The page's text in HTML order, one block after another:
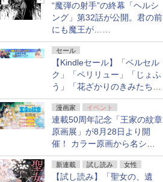
“魔弾の射手”の終幕「ヘルシ
ング」第32話が公開。君の前
にも魔王が……
セール
【Kindleセール】「ベルセル
ク」「ペリリュー」「じょふ
う」「花ざかりのきみたち
へ」などが最大50％オフ！
「白泉社 夏の大割引セー
ル」が開催中！
漫画家 イベント
連載50周年記念「王家の紋章
原画展」が8月28日より開
催！ カラー原画から名シー
ンの原稿まで
新連載 試し読み 女性
【試し読み】「聖女の、遺